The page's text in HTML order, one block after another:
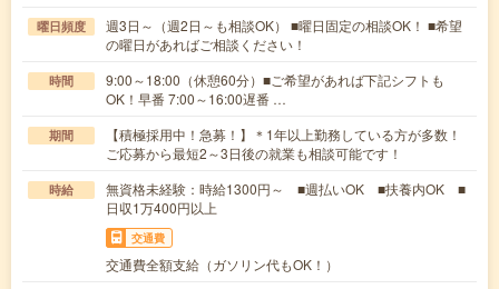
曜日頻度
週3日～（週2日～も相談OK） ■曜日固定の相談OK！ ■希望
の曜日があればご相談ください！
時間
9:00～18:00（休憩60分）■ご希望があれば下記シフトも
OK！早番 7:00～16:00遅番 …
期間
【積極採用中！急募！】＊1年以上勤務している方が多数！
ご応募から最短2～3日後の就業も相談可能です！
時給
無資格未経験：時給1300円～ ■週払いOK ■扶養内OK ■
日収1万400円以上
交通費
交通費全額支給（ガソリン代もOK！）